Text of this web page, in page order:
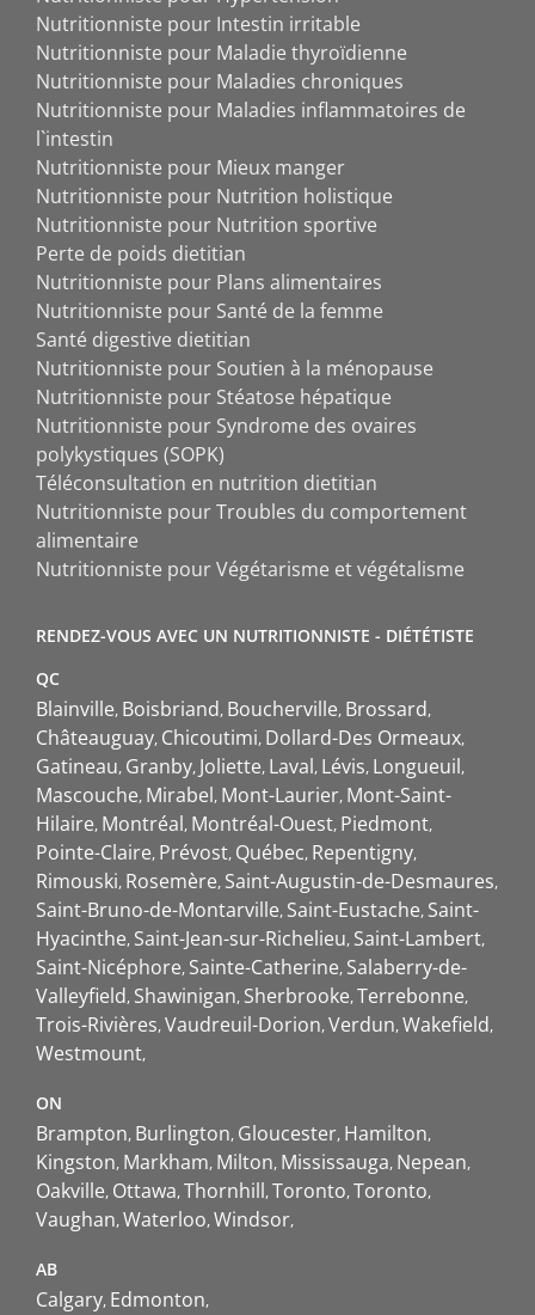
Nutritionniste pour Intestin irritable
Nutritionniste pour Maladie thyroïdienne
Nutritionniste pour Maladies chroniques
Nutritionniste pour Maladies inflammatoires de
l`intestin
Nutritionniste pour Mieux manger
Nutritionniste pour Nutrition holistique
Nutritionniste pour Nutrition sportive
Perte de poids dietitian
Nutritionniste pour Plans alimentaires
Nutritionniste pour Santé de la femme
Santé digestive dietitian
Nutritionniste pour Soutien à la ménopause
Nutritionniste pour Stéatose hépatique
Nutritionniste pour Syndrome des ovaires
polykystiques (SOPK)
Téléconsultation en nutrition dietitian
Nutritionniste pour Troubles du comportement
alimentaire
Nutritionniste pour Végétarisme et végétalisme
RENDEZ-VOUS AVEC UN NUTRITIONNISTE - DIÉTÉTISTE
QC
Blainville Boisbriand Boucherville Brossard
Châteauguay Chicoutimi Dollard-Des Ormeaux
Gatineau Granby Joliette Laval Lévis Longueuil
Mascouche Mirabel Mont-Laurier Mont-Saint-
Hilaire Montréal Montréal-Ouest Piedmont
Pointe-Claire Prévost Québec Repentigny
Rimouski Rosemère Saint-Augustin-de-Desmaures
Saint-Bruno-de-Montarville Saint-Eustache Saint-
Hyacinthe Saint-Jean-sur-Richelieu Saint-Lambert
Saint-Nicéphore Sainte-Catherine Salaberry-de-
Valleyfield Shawinigan Sherbrooke Terrebonne
Trois-Rivières Vaudreuil-Dorion Verdun Wakefield
Westmount
ON
Brampton Burlington Gloucester Hamilton
Kingston Markham Milton Mississauga Nepean
Oakville Ottawa Thornhill Toronto Toronto
Vaughan Waterloo Windsor
AB
Calgary Edmonton